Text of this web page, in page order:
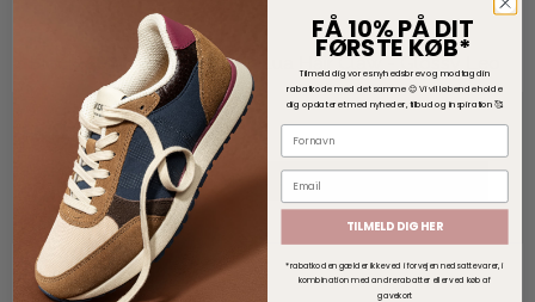
Black Colour Hårklips - BCLua Hair Claw - Glossy Leo
99,00 DKK
VIS PRODUKT
FÅ 10% PÅ DIT
FØRSTE KØB*
Tilmeld dig vores nyhedsbrev og modtag din
rabatkode med det samme 😊Vi vil løbende holde
dig opdateret med nyheder, tilbud og inspiration 🥰
TILMELD DIG HER
*rabatkoden gælder ikke ved i forvejen nedsatte varer, i
kombination med andre rabatter eller ved køb af
gavekort